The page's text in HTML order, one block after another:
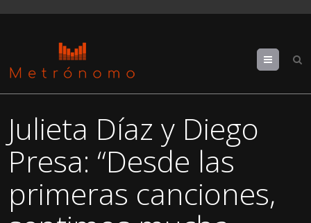
Menu
Julieta Díaz y Diego
Presa: “Desde las
primeras canciones,